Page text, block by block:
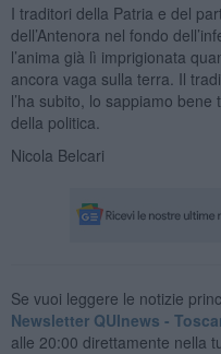
I traditori della Patria e del
dell’Antenora nel fondo
l’anima già lì imprigionata
ancora vaga sulla terra. Il
l’ha subito, lo sappiamo
della politica.
Nicola Belcari
Se vuoi leggere le notizie
Newsletter QUInews -
alle 20:00 direttamente nella